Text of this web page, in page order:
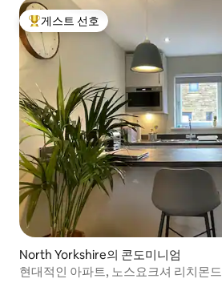
상위 게스트 선호
게스트 선호
North Yorkshire의 콘도미니엄
현대적인 아파트, 노스요크셔 리치몬드